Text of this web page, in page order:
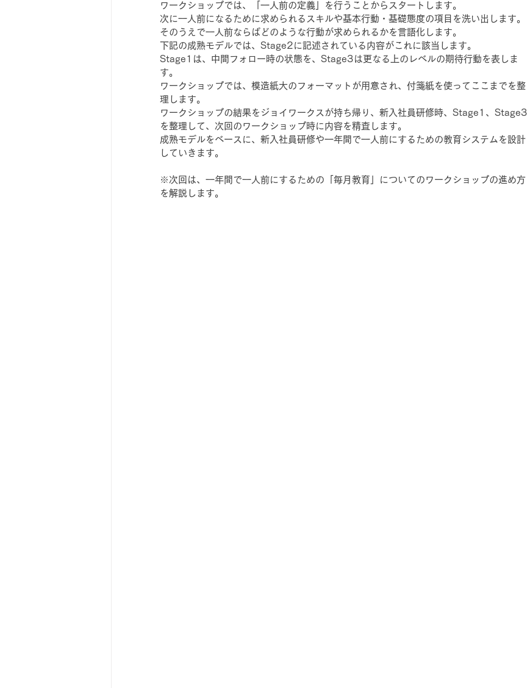
ワークショップでは、「一人前の定義」を行うことからスタートします。
次に一人前になるために求められるスキルや基本行動・基礎態度の項目を洗い出します。
そのうえで一人前ならばどのような行動が求められるかを言語化します。
下記の成熟モデルでは、Stage2に記述されている内容がこれに該当します。
Stage1は、中間フォロー時の状態を、Stage3は更なる上のレベルの期待行動を表しま
す。
ワークショップでは、模造紙大のフォーマットが用意され、付箋紙を使ってここまでを整
理します。
ワークショップの結果をジョイワークスが持ち帰り、新入社員研修時、Stage1、Stage3
を整理して、次回のワークショップ時に内容を精査します。
成熟モデルをベースに、新入社員研修や一年間で一人前にするための教育システムを設計
していきます。
※次回は、一年間で一人前にするための「毎月教育」についてのワークショップの進め方
を解説します。